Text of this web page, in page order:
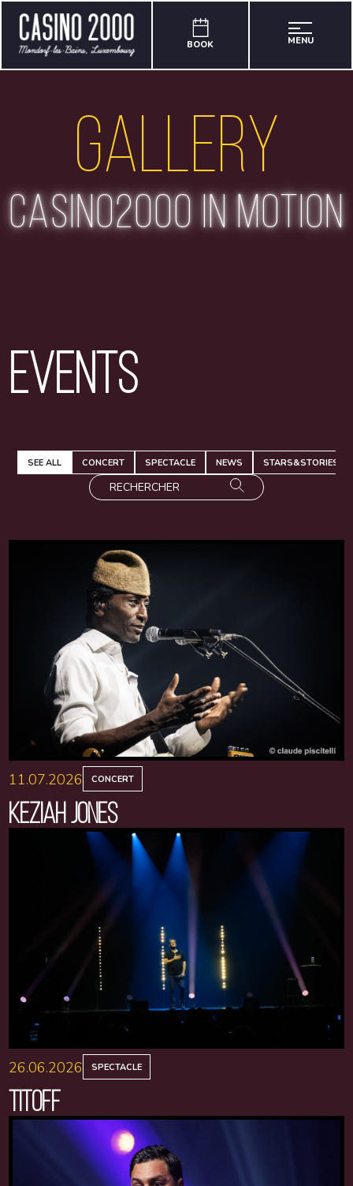
BOOK MENU
Gallery
casino2000 in motion
Events
SEE ALL CONCERT SPECTACLE NEWS STARS&STORIES
11.07.2026 CONCERT
KEZIAH JONES
26.06.2026 SPECTACLE
TITOFF